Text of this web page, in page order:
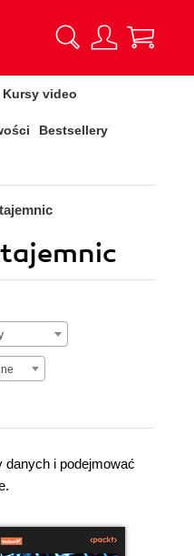
Kursy video
Bestsellery
danych i podejmować